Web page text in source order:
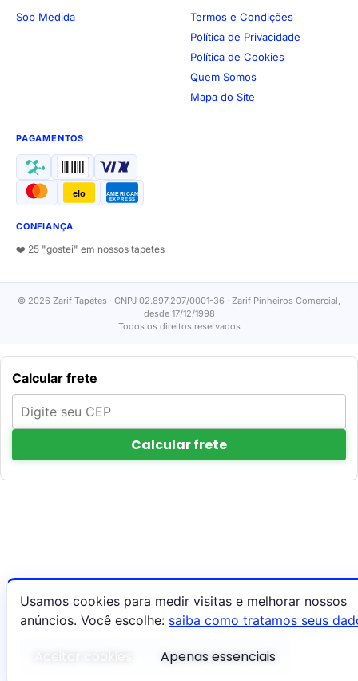
Sob Medida
Termos e Condições
Política de Privacidade
Política de Cookies
Quem Somos
Mapa do Site
PAGAMENTOS
elo AMERICAN
EXPRESS
CONFIANÇA
❤️ 25 "gostei" em nossos tapetes
© 2026 Zarif Tapetes · CNPJ 02.897.207/0001-36 · Zarif Pinheiros Comercial,
desde 17/12/1998
Todos os direitos reservados
Calcular frete
Calcular frete
Usamos cookies para medir visitas e melhorar nossos
anúncios. Você escolhe: saiba como tratamos seus
Apenas essenciais